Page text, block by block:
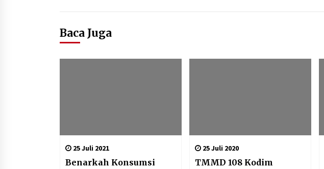
Baca Juga
25 Juli 2021
Benarkah Konsumsi
25 Juli 2020
TMMD 108 Kodim